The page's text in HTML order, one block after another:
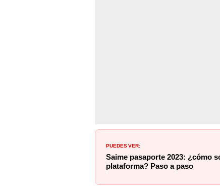
PUEDES VER:
Saime pasaporte 2023: ¿cómo
plataforma? Paso a paso